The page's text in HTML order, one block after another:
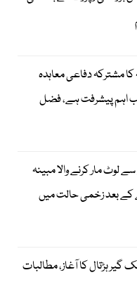
کا مشترکہ دفاعی معاہدہ
اہم پیشرفت ہے، فضل
لوٹ مار کرنے والا مبینہ
کے بعد زخمی حالت میں
گیر ہڑتال کا آغاز، مطالبات